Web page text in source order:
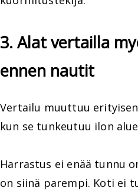
3. Alat vertailla
ennen nautit
Vertailu muuttuu
kun se tunkeutuu ilon
Harrastus ei enää tunnu
on siinä parempi. Koti ei